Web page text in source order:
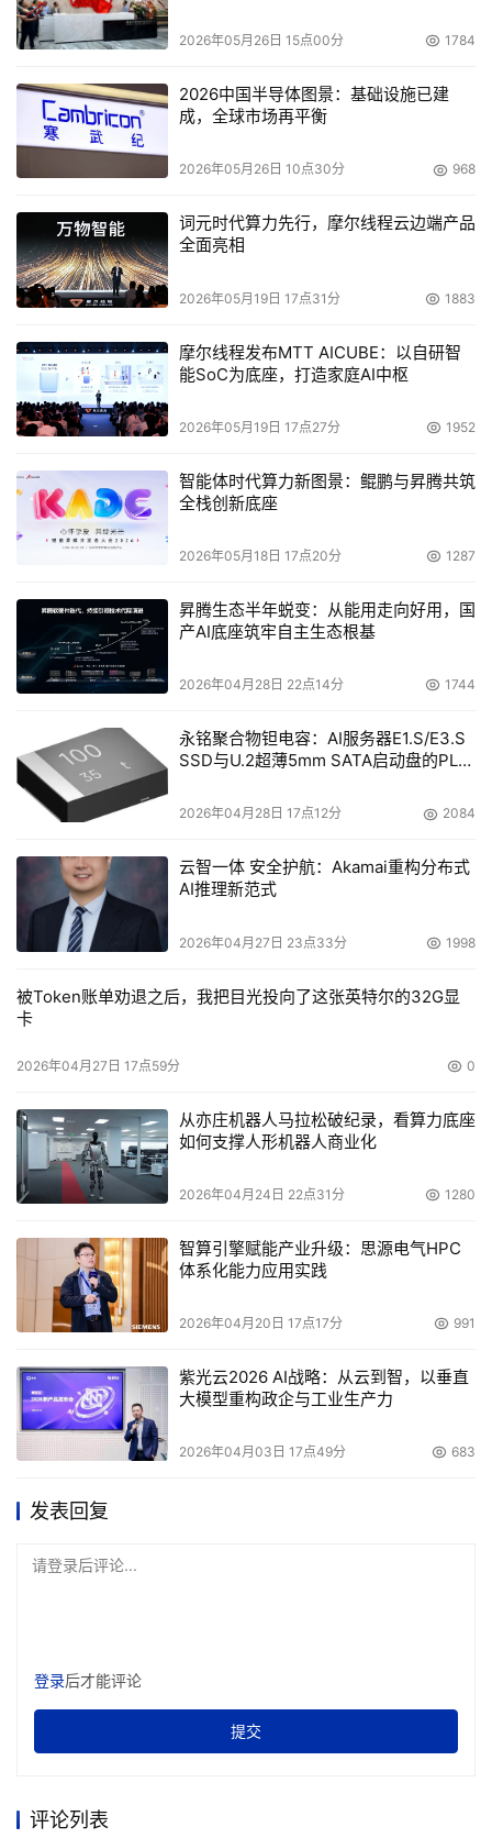
2026年05月26日 15点00分 1784
2026中国半导体图景：基础设施已建
成，全球市场再平衡
2026年05月26日 10点30分 968
词元时代算力先行，摩尔线程云边端产品
全面亮相
2026年05月19日 17点31分 1883
摩尔线程发布MTT AICUBE：以自研智
能SoC为底座，打造家庭AI中枢
2026年05月19日 17点27分 1952
智能体时代算力新图景：鲲鹏与昇腾共筑
全栈创新底座
2026年05月18日 17点20分 1287
昇腾生态半年蜕变：从能用走向好用，国
产AI底座筑牢自主生态根基
2026年04月28日 22点14分 1744
永铭聚合物钽电容：AI服务器E1.S/E3.S
SSD与U.2超薄5mm SATA启动盘的PLP
2026年04月28日 17点12分 2084
云智一体 安全护航：Akamai重构分布式
AI推理新范式
2026年04月27日 23点33分 1998
被Token账单劝退之后，我把目光投向了这张英特尔的32G显
卡
2026年04月27日 17点59分 0
从亦庄机器人马拉松破纪录，看算力底座
如何支撑人形机器人商业化
2026年04月24日 22点31分 1280
智算引擎赋能产业升级：思源电气HPC
体系化能力应用实践
2026年04月20日 17点17分 991
紫光云2026 AI战略：从云到智，以垂直
大模型重构政企与工业生产力
2026年04月03日 17点49分 683
发表回复
请登录后评论...
登录后才能评论
提交
评论列表